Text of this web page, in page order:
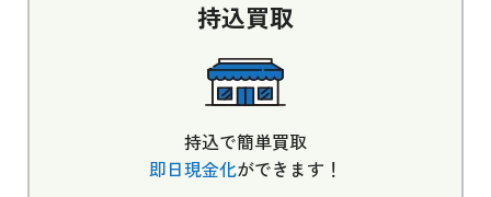
持込買取
持込で簡単買取
即日現金化ができます！